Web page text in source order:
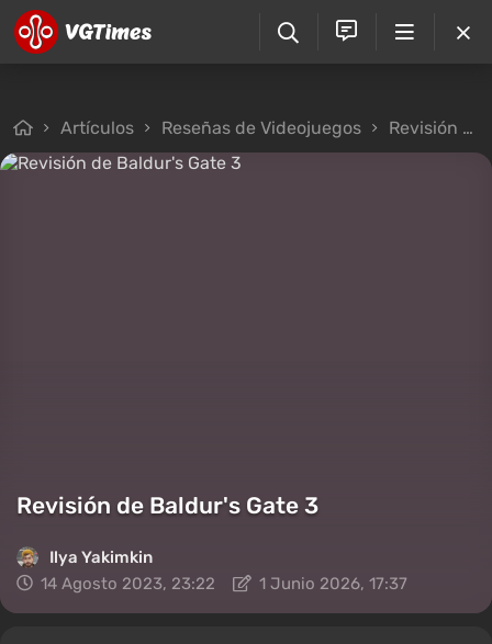
Artículos Reseñas de Videojuegos Revisión de Baldur's Gate 3
Revisión de Baldur's Gate 3
Ilya Yakimkin
14 Agosto 2023, 23:22
1 Junio 2026, 17:37